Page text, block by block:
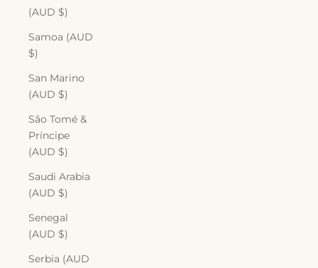
(AUD $)
Samoa (AUD
$)
San Marino
(AUD $)
São Tomé &
Príncipe
(AUD $)
Saudi Arabia
(AUD $)
Senegal
(AUD $)
Serbia (AUD